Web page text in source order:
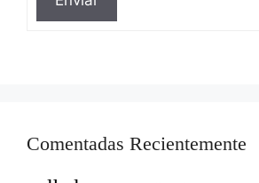
Comentadas Recientemente